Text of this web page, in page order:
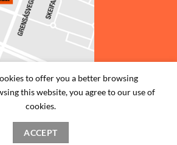
v/Fellsmúla | Síðumúla 34, 108
Reykjavík | S: 585-2888 |
HAFA SAMBAND
to offer you a better browsing
this website, you agree to our use of
cookies.
ACCEPT